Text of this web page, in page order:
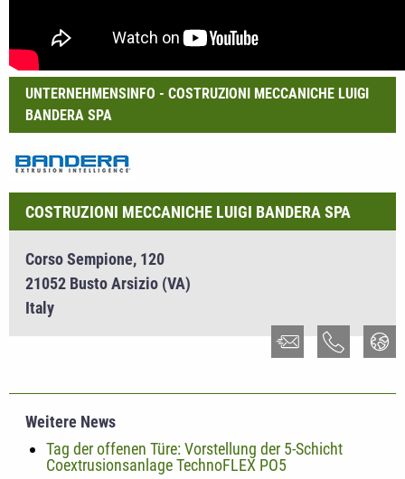
UNTERNEHMENSINFO - COSTRUZIONI MECCANICHE LUIGI
BANDERA SPA
COSTRUZIONI MECCANICHE LUIGI BANDERA SPA
Corso Sempione, 120
21052 Busto Arsizio (VA)
Italy
Weitere News
Tag der offenen Türe: Vorstellung der 5-Schicht
Coextrusionsanlage TechnoFLEX PO5